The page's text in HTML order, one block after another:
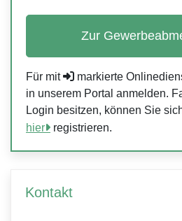
Zur
Für mit
markierte
in unserem Portal anmelden.
Login besitzen, können Sie
hier
registrieren.
Kontakt